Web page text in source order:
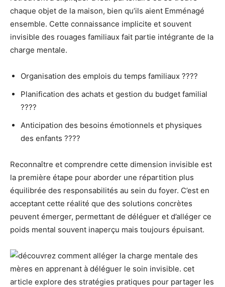
chaque objet de la maison, bien qu’ils aient Emménagé
ensemble. Cette connaissance implicite et souvent
invisible des rouages familiaux fait partie intégrante de la
charge mentale.
Organisation des emplois du temps familiaux ????
Planification des achats et gestion du budget familial
????
Anticipation des besoins émotionnels et physiques
des enfants ????
Reconnaître et comprendre cette dimension invisible est
la première étape pour aborder une répartition plus
équilibrée des responsabilités au sein du foyer. C’est en
acceptant cette réalité que des solutions concrètes
peuvent émerger, permettant de déléguer et d’alléger ce
poids mental souvent inaperçu mais toujours épuisant.